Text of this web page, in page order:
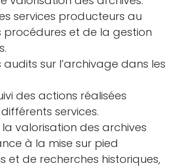
services producteurs au
procédures et de la gestion
audits sur l’archivage dans les
des actions réalisées
services.
valorisation des archives
à la mise sur pied
et de recherches historiques,